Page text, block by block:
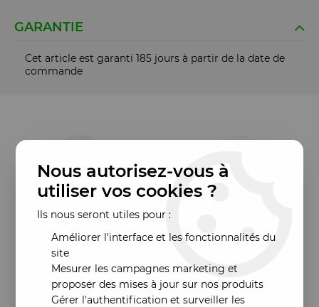
GARANTIE
Cet article est garanti 185 jours à partir de la date de
commande
Nous autorisez-vous à
utiliser vos cookies ?
Ils nous seront utiles pour :
Améliorer l'interface et les fonctionnalités du
site
Mesurer les campagnes marketing et
proposer des mises à jour sur nos produits
Gérer l'authentification et surveiller les